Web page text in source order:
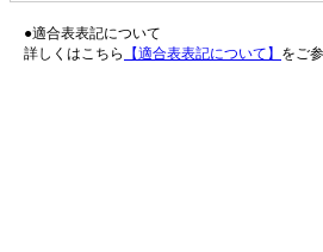
●適合表表記について
詳しくはこちら
【適合表表記について】 をご